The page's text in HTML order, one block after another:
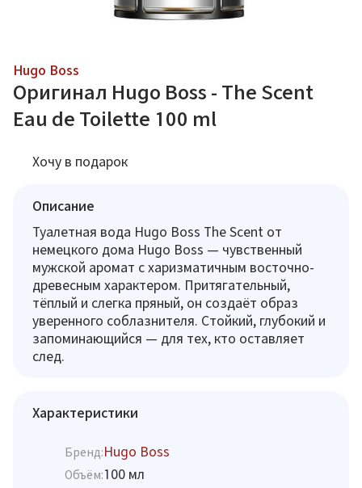
Hugo Boss
Оригинал Hugo Boss - The Scent
Eau de Toilette 100 ml
Хочу в подарок
Описание
Туалетная вода Hugo Boss The Scent от
немецкого дома Hugo Boss — чувственный
мужской аромат с харизматичным восточно-
древесным характером. Притягательный,
тёплый и слегка пряный, он создаёт образ
уверенного соблазнителя. Стойкий, глубокий и
запоминающийся — для тех, кто оставляет
след.
Характеристики
Бренд:Hugo Boss
Объём:100 мл